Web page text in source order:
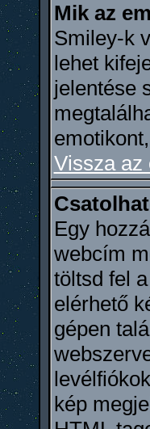
Mik az
Smiley-k
lehet
jelentése
Vissza az
Egy
webcím
töltsd fel
elérhető
gépen
kép